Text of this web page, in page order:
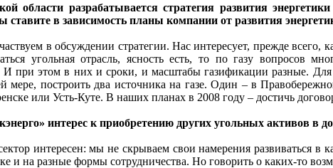
области разрабатывается стратегия развития
ставите в зависимость планы компании от развития
в обсуждении стратегии. Нас интересует, прежде всего,
угольная отрасль, ясность есть, то по газу вопросов
И при этом в них и сроки, и масштабы газификации разные.
мере, построить два источника на газе. Один – в
или Усть-Куте. В наших планах в 2008 году – достичь
интерес к приобретению других угольных активов в
интересен: мы не скрываем свои намерения развиваться в
и на разные формы сотрудничества. Но говорить о каких-то